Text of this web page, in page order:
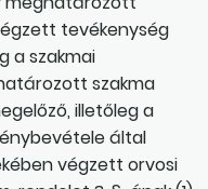
tevékenység
a szakmai
szakma
illetőleg a
által
végzett orvosi